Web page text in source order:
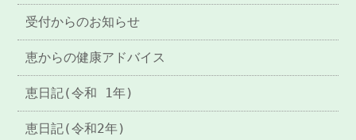
受付からのお知らせ
恵からの健康アドバイス
恵日記(令和 1年)
恵日記(令和2年)